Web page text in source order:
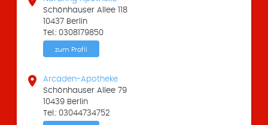
Schönhauser Allee 118
10437 Berlin
Tel.: 0308179850
zum Profil

Arcaden-Apotheke
Schönhauser Allee 79
10439 Berlin
Tel.: 03044734752